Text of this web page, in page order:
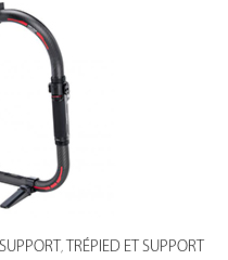
, TRÉPIED ET SUPPORT